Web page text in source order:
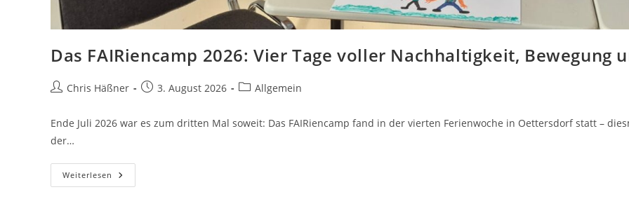
Das FAIRiencamp 2026: Vier Tage voller Nachhaltigkeit, Bewegung
Beitrags-
Chris Häßner
Beitrag3. August 2026
Beitrags-
Allgemein
Ende Juli 2026 war es zum dritten Mal soweit: Das FAIRiencamp fand in der vierten Ferienwoche in Oettersdorf statt –
der…
Weiterlesen Das
FAIRiencamp